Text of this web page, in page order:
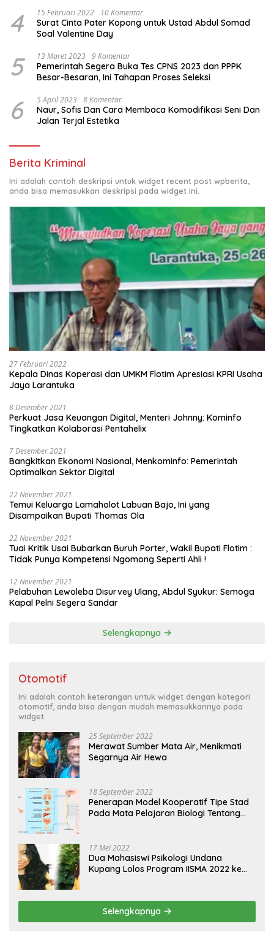
4 15 Februari 2022 10 Komentar
Surat Cinta Pater Kopong untuk Ustad Abdul Somad
Soal Valentine Day
5 13 Maret 2023 9 Komentar
Pemerintah Segera Buka Tes CPNS 2023 dan PPPK
Besar-Besaran, Ini Tahapan Proses Seleksi
6 5 April 2023 8 Komentar
Naur, Sofis Dan Cara Membaca Komodifikasi Seni Dan
Jalan Terjal Estetika
Berita Kriminal
Ini adalah contoh deskripsi untuk widget recent post wpberita,
anda bisa memasukkan deskripsi pada widget ini.
27 Februari 2022
Kepala Dinas Koperasi dan UMKM Flotim Apresiasi KPRI Usaha
Jaya Larantuka
8 Desember 2021
Perkuat Jasa Keuangan Digital, Menteri Johnny: Kominfo
Tingkatkan Kolaborasi Pentahelix
7 Desember 2021
Bangkitkan Ekonomi Nasional, Menkominfo: Pemerintah
Optimalkan Sektor Digital
22 November 2021
Temui Keluarga Lamaholot Labuan Bajo, Ini yang
Disampaikan Bupati Thomas Ola
22 November 2021
Tuai Kritik Usai Bubarkan Buruh Porter, Wakil Bupati Flotim :
Tidak Punya Kompetensi Ngomong Seperti Ahli !
12 November 2021
Pelabuhan Lewoleba Disurvey Ulang, Abdul Syukur: Semoga
Kapal Pelni Segera Sandar
Selengkapnya
Otomotif
Ini adalah contoh keterangan untuk widget dengan kategori
otomotif, anda bisa dengan mudah memasukkannya pada
widget.
25 September 2022
Merawat Sumber Mata Air, Menikmati
Segarnya Air Hewa
18 September 2022
Penerapan Model Kooperatif Tipe Stad
Pada Mata Pelajaran Biologi Tentang
17 Mei 2022
Dua Mahasiswi Psikologi Undana
Kupang Lolos Program IISMA 2022 ke
Selengkapnya